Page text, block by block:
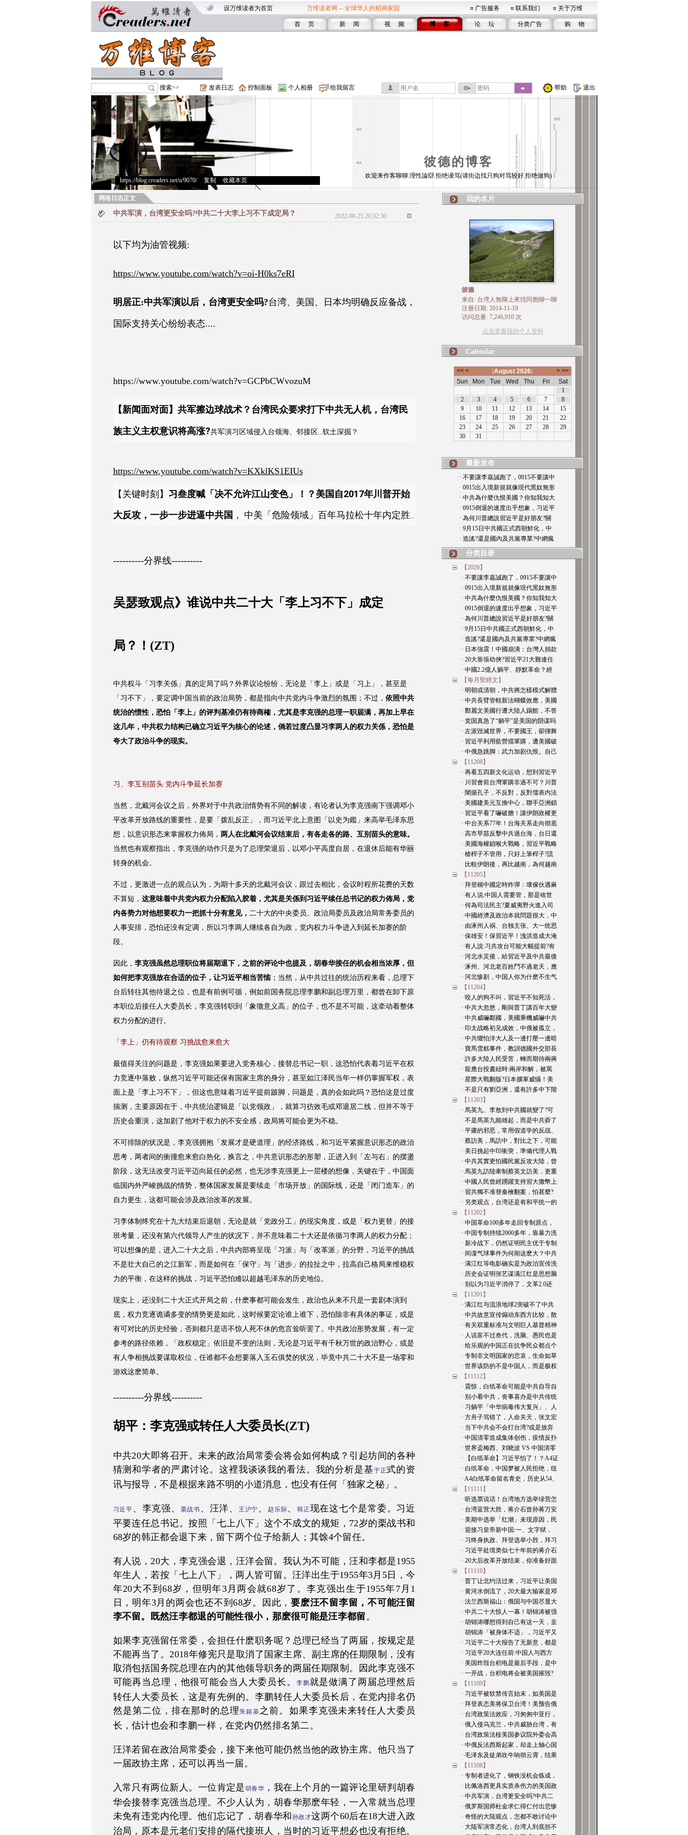
设万维读者为首页 万维读者网 -- 全球华人的精神家园 广告服务 联系我们 关于万维
首 页 新 闻 视 频 博 客 论 坛 分类广告 购 物
搜索>> 发表日志 控制面板 个人相册 给我留言 帮助 退出
彼德的博客
https://blog.creaders.net/u/9070/> 复制 收藏本页
欢迎来作客聊聊.理性論辯.拒绝谩骂(请街边找只狗对骂较好.拒绝做狗)
网络日志正文
中共军演，台湾更安全吗?中共二十大李上习不下成定局？ 2022-08-25 20:32:30
以下均为油管视频:
https://www.youtube.com/watch?v=oi-H0ks7eRI
明居正:中共军演以后，台湾更安全吗?台湾、美国、日本均明确反应备战，
国际支持关心纷纷表态....
https://www.youtube.com/watch?v=GCPbCWvozuM
【新闻面对面】共军擦边球战术？台湾民众要求打下中共无人机，台湾民
族主义主权意识将高涨?共军演习区域侵入台领海、邻接区...软土深掘？
https://www.youtube.com/watch?v=KXklKS1EIUs
【关键时刻】 习叁度喊「决不允许江山变色」！？美国自2017年川普开始
大反攻，一步一步进逼中共国 ， 中美「危险领域」百年马拉松十年内定胜
----------分界线----------
吴瑟致观点》谁说中共二十大「李上习不下」成定
局？！(ZT)
中共权斗「习李关係」真的定局了吗？外界议论纷纷，无论是「李上」或是「习上」，甚至是
「习不下」，要定调中国当前的政治局势，都是指向中共党内斗争激烈的氛围；不过， 依照中共
统治的惯性，恐怕「李上」的评判基准仍有待商榷，尤其是李克强的总理一职届满，再加上早在
这几年，中共权力结构已确立习近平为核心的论述，倘若过度凸显习李两人的权力关係，恐怕是
夸大了政治斗争的现实。
习、李互别苗头 党内斗争延长加赛
当然，北戴河会议之后，外界对于中共政治情势有不同的解读，有论者认为李克强南下强调邓小
平改革开放路线的重要性，是要「拨乱反正」，而习近平北上意图「以史为鑑」来高举毛泽东思
想，以意识形态来掌握权力佈局， 两人在北戴河会议结束后，有各走各的路、互别苗头的意味。
当然也有观察指出，李克强的动作只是为了总理荣退后，以邓小平高度自居，在退休后能有华丽
转身的机会。
不过，更激进一点的观点认为，为期十多天的北戴河会议，跟过去相比，会议时程所花费的天数
不算短， 这意味着中共党内权力分配陷入胶着，尤其是关係到习近平续任总书记的权力佈局，党
内各势力对他想要权力一把抓十分有意见， 二十大的中央委员、政治局委员及政治局常务委员的
人事安排，恐怕还没有定调，所以习李两人继续各自为政，党内权力斗争进入到延长加赛的阶
段。
因此， 李克强虽然总理职位将届期退下，之前的评论中也提及，胡春华接任的机会相当浓厚，但
如何把李克强放在合适的位子，让习近平相当苦恼；当然，从中共过往的统治历程来看，总理下
台后转往其他待退之位，也是有前例可循，例如前国务院总理李鹏和副总理万里，都曾在卸下原
本职位后接任人大委员长，李克强转职到「象徵意义高」的位子，也不是不可能，这牵动着整体
权力分配的进行。
「李上」仍有待观察 习挑战愈来愈大
最值得关注的问题是，李克强如果要进入党务核心，接替总书记一职，这恐怕代表着习近平在权
力竞逐中落败，纵然习近平可能还保有国家主席的身分，甚至如江泽民当年一样仍掌握军权，表
面上是「李上习不下」，但这也意味着习近平提前跛脚，问题是，真的会如此吗？恐怕这是过度
揣测，主要原因在于，中共统治逻辑是「以党领政」，就算习彷效毛或邓退居二线，但并不等于
历史会重演，这加剧了他对于权力的不安全感，政局将可能会更为不稳。
不可排除的状况是，李克强拥抱「发展才是硬道理」的经济路线，和习近平紧握意识形态的政治
思考，两者间的衝撞愈来愈白热化，换言之，中共意识形态的形塑，正进入到「左与右」的摆盪
阶段，这无法改变习近平迈向延任的必然，也无涉李克强更上一层楼的想像，关键在于，中国面
临国内外严峻挑战的情势，整体国家发展是要续走「市场开放」的国际线，还是「闭门造车」的
自力更生，这都可能会涉及政治改革的发展。
习李体制终究在十九大结束后退朝，无论是就「党政分工」的现实角度，或是「权力更替」的接
班考量，还没有第六代领导人产生的状况下，并不意味着二十大还是依循习李两人的权力分配；
可以想像的是，进入二十大之后，中共内部将呈现「习派」与「改革派」的分野，习近平的挑战
不是壮大自己的之江新军，而是如何在「保守」与「进步」的拉扯之中，拉高自己格局来维稳权
力的平衡，在这样的挑战，习近平恐怕难以超越毛泽东的历史地位。
现实上，还没到二十大正式开局之前，什麽事都可能会发生，政治也从来不只是一套剧本演到
底，权力竞逐诡谲多变的情势更是如此，这时候要定论谁上谁下，恐怕除非有具体的事证，或是
有可对比的历史经验，否则都只是语不惊人死不休的危言耸听罢了。中共政治形势发展，有一定
参考的路径依赖，「政权稳定」依旧是不变的法则，无论是习近平有千秋万世的政治野心，或是
有人争相挑战要谋取权位，任谁都不会想要落入玉石俱焚的状况，毕竟中共二十大不是一场零和
游戏这麽简单。
----------分界线----------
胡平：李克强或转任人大委员长(ZT)
中共20大即将召开。未来的政治局常委会将会如何构成？引起坊间的各种
猜测和学者的严肃讨论。这裡我谈谈我的看法。我的分析是基于正式的资
讯与报导，不是根据来路不明的小道消息，也没有任何「独家之秘」。
习近平 、李克强、 栗战书 、汪洋、 王沪宁 、 赵乐际、韩正现在这七个是常委。习近
平要连任总书记。按照「七上八下」这个不成文的规矩，72岁的栗战书和
68岁的韩正都会退下来，留下两个位子给新人；其馀4个留任。
有人说，20大，李克强会退，汪洋会留。我认为不可能，汪和李都是1955
年生人，若按「七上八下」，两人皆可留。汪洋出生于1955年3月5日，今
年20大不到68岁，但明年3月两会就68岁了。李克强出生于1955年7月1
日，明年3月的两会也还不到68岁。因此，要麽汪不留李留，不可能汪留
李不留。既然汪李都退的可能性很小，那麽很可能是汪李都留 。
如果李克强留任常委，会担任什麽职务呢？总理已经当了两届，按规定是
不能再当了。2018年修宪只是取消了国家主席、副主席的任期限制，没有
取消包括国务院总理在内的其他领导职务的两届任期限制。因此李克强不
可能再当总理，他很可能会当人大委员长。
李鹏就是做满了两届总理然后
转任人大委员长，这是有先例的。李鹏转任人大委员长后，在党内排名仍
然是第二位，排在那时的总理朱鎔基 之前。如果李克强未来转任人大委员
长，估计也会和李鹏一样，在党内仍然排名第二。
汪洋若留在政治局常委会，接下来他可能仍然当他的政协主席。他只当了
一届政协主席，还可以再当一届。
入常只有两位新人。一位肯定是胡春华 ，我在上个月的一篇评论里研判胡春
华会接替李克强当总理。不少人认为，胡春华那麽年轻，一入常就当总理
未免有违党内伦理。他们忘记了，胡春华和孙政才这两个60后在18大进入政
治局，原本是元老们安排的隔代接班人，当时的习近平想必也没有拒绝。
我的名片
彼德
来自: 台湾人無聊上來找同胞聊一聊
注册日期: 2014-11-19
访问总量: 7,246,910 次
点击查看我的个人资料
Calendar
最新发布
· 不要讓李嘉誠跑了，0915不要讓中
· 0915出入境新規就像現代黑奴無形
· 中共為什麼仇恨美國？你知我知大
· 0915倒退的速度出乎想象，习近平
· 為何川普總說習近平是好朋友?關
· 9月15日中共國正式西朝鮮化，中
· 造謠?還是國內及共黨專業?中網瘋
分类目录
【2026】
· 不要讓李嘉誠跑了，0915不要讓中
· 0915出入境新規就像現代黑奴無形
· 中共為什麼仇恨美國？你知我知大
· 0915倒退的速度出乎想象，习近平
· 為何川普總說習近平是好朋友?關
· 9月15日中共國正式西朝鮮化，中
· 造謠?還是國內及共黨專業?中網瘋
· 日本強震！中國崩潰：台灣人捐款
· 20大靠張幼俠?習近平21大難連任
· 中國2.2億人躺平、靜默革命？經
【每月聖經文】
· 明朝或清朝，中共將怎樣模式解體
· 中共長臂管轄新法蝴蝶效應，美國
· 鄭麗文美國行遭大陸人踢館，不答
· 党国真急了“躺平”是美国的阴谋吗
· 左派毀滅世界，不要國王，卻揮舞
· 習近平利用藍營擋軍購，遭美國破
· 中俄急跳脚：武力加剧仇恨。自己
【11208】
· 再看五四新文化运动，想到習近平
· 川習會前台灣軍購非過不可？川普
· 闡揚孔子，不反對，反對儒表內法
· 美國建美元互換中心，聯手亞洲鎖
· 習近平看了嚇破膽！讓伊朗政權更
· 中台关系77年！台海关系走向彻底
· 高市早苗反擊中共過台海，台日還
· 美國海權鎖喉大戰略，習近平戰略
· 槍桿子不管用，只好上筆桿子?謊
· 比較伊朗後，再比越南，為何越南
【11205】
· 拜登稱中國定時炸彈：壞傢伙遇麻
· 有人说:中国人需要管，那是啥世
· 何為司法民主?夏威夷野火進入司
· 中國經濟及政治本就問題很大，中
· 由涿州人祸、台独主张、大一统思
· 保雄安！保習近平！洩洪造成大淹
· 有人說:习共攻台可能大幅提前?有
· 河北水災後，給習近平及中共最後
· 涿州、河北老百姓鬥不過老天，應
· 河北惨剧，中国人你为什麽不生气
【11204】
· 咬人的狗不叫，習近平不知死活，
· 中共大忽悠，剛與普丁講百年大變
· 中共威嚇鄰國，美國乘機威嚇中共
· 印太战略初见成效，中俄被孤立，
· 中共懼怕洋大人及一邊打壓一邊暗
· 寶馬雪糕事件，教訓德國外交部長
· 許多大陸人民受苦，轉而期待兩蔣
· 龍應台投書紐時:兩岸和解，被罵
· 星際大戰翻版?日本擴軍威懾！美
· 不是只有劉亞洲，還有許多中下階
【11203】
· 馬英九、李敖到中共國就變了?可
· 不是馬英九能雄起，而是中共孬了
· 平庸的邪恶，常用假道学的反战、
· 蔡訪美，馬訪中，對比之下，可能
· 美日挑起中印衝突，準備代理人戰
· 中共其實更怕國民黨反攻大陸，曾
· 馬英九訪陸牽制蔡英文訪美，更重
· 中國人民曾經踴躍支持習大撒幣上
· 習共獨不准替秦檜翻案，怕甚麼?
· 另类观点，台湾还是有和平统一的
【11202】
· 中国革命100多年走回专制原点，
· 中国专制持续2000多年，靠暴力洗
· 新冷战下，仍然证明民主优于专制
· 间谍气球事件为何闹这麽大？中共
· 满江红等电影确实是为政治宣传洗
· 历史会证明张艺谋满江红是思想脑
· 别以为习近平消停了，文革2.0还
【11201】
· 满江红与流浪地球2突破不了中共
· 中共故意宣传煽动东西方比较，散
· 有关双重标准与文明巨人基督精神
· 人说富不过叁代，洗脑、愚民也是
· 给乐观的中国正在抗争民众都点个
· 专制非文明国家的悲哀，生命如草
· 世界该防的不是中国人，而是极权
【11112】
· 震惊，白纸革命可能是中共自导自
· 别小看中共，丧事喜办是中共传统
· 习躺平「中华病毒伟大复兴」、人
· 方舟子骂错了，人命关天，张文宏
· 当下中共会不会打台湾?或是放弃
· 中国清零造成集体创伤，疫情反扑
· 世界盃梅西、刘晓波 VS 中国清零
· 【白纸革命】习近平怕了！？A4证
· 白纸革命，中国梦被人民拒绝，纽
· A4白纸革命留名青史，历史从54、
【11111】
· 听选票说话！台湾地方选举绿营怎
· 台湾蓝营大胜，蒋介石曾孙蒋万安
· 美期中选举「红潮」未现原因，民
· 迎接习皇帝新中国:一、文字狱，
· 习终身执政、拜登选举小胜，拜习
· 习近平处境类似七十年前的蒋介石
· 20大后改革开放结束，你准备好面
【11110】
· 普丁让北约活过来，习近平让美国
· 黄河水倒流了，20大最大输家是邓
· 法兰西斯福山：俄国与中国尽显大
· 中共二十大惊人一幕！胡锦涛被强
· 胡锦涛哪想得到自己有这一天，韭
· 胡锦涛「被身体不适」，习近平又
· 习近平二十大报告了无新意，都是
· 习近平20大连任前:中国人与西方
· 美国炸毁台积电是最后手段，是中
· 一开战，台积电将会被美国摧毁?
【11109】
· 习近平被软禁传言始末，如美国是
· 拜登表态美将保卫台湾！美预告俄
· 台湾政策法效应，习匆匆中亚行，
· 俄入侵乌克兰，中共威胁台湾，有
· 台湾政策法桉美国参议院外委会高
· 中俄反法西斯起家，却走上轴心国
· 毛泽东及徒弟吹牛响彻云霄，结果
【11108】
· 专制者进化了，钢铁没机会炼成，
· 比佩洛西更具实质杀伤力的美国政
· 中共军演，台湾更安全吗?中共二
· 俄罗斯国师杜金求仁得仁付出悲惨
· 奇怪的大陆观点，怎都不敢讨论中
· 大陆军演常态化，台湾人到底担不